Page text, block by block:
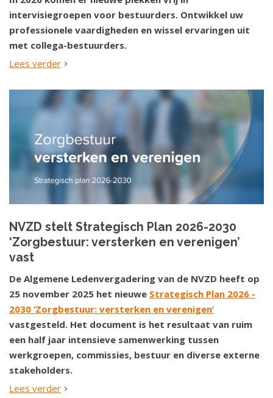
intervisiegroepen voor bestuurders. Ontwikkel uw
professionele vaardigheden en wissel ervaringen uit
met collega-bestuurders.
Lees verder
NVZD stelt Strategisch Plan 2026-2030
‘Zorgbestuur: versterken en verenigen’
vast
De Algemene Ledenvergadering van de NVZD heeft op
25 november 2025 het nieuwe Strategisch Plan 2026 -
2030 ‘Zorgbestuur: versterken en verenigen’
vastgesteld. Het document is het resultaat van ruim
een half jaar intensieve samenwerking tussen
werkgroepen, commissies, bestuur en diverse externe
stakeholders.
Lees verder